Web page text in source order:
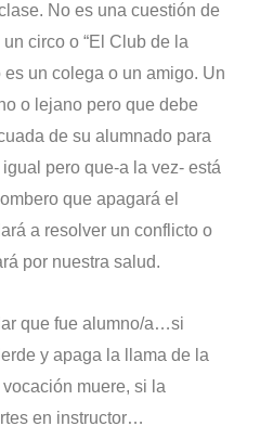
No es una cuestión de
circo o “El Club de la
un colega o un amigo. Un
o lejano pero que debe
de su alumnado para
pero que-a la vez- está
que apagará el
a resolver un conflicto o
por nuestra salud.
que fue alumno/a…si
y apaga la llama de la
muere, si la
en instructor…